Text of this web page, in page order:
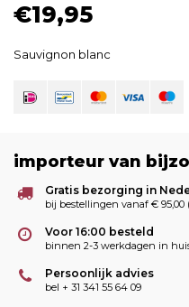
€19,95
Sauvignon blanc
importeur van
Gratis bezorging in
bij bestellingen vanaf € 95,00
Voor 16:00 besteld
binnen 2-3 werkdagen in
Persoonlijk advies
bel + 31 341 55 64 09